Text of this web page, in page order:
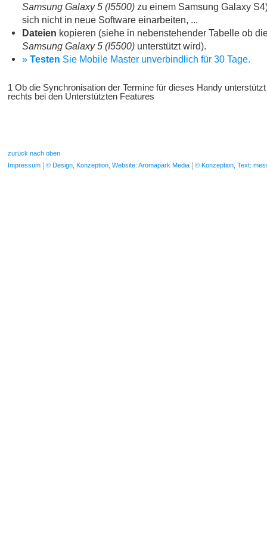
Samsung Galaxy 5 (I5500) zu einem Samsung Galaxy
sich nicht in neue Software einarbeiten, ...
Dateien kopieren (siehe in nebenstehender Tabelle ob
Samsung Galaxy 5 (I5500) unterstützt wird).
» Testen Sie Mobile Master unverbindlich für 30 Tage.
1 Ob die Synchronisation der Termine für dieses Handy
rechts bei den Unterstützten Features
zurück nach oben
Impressum
© Design, Konzeption, Website: Aromapark Media © Konzeption, Text: